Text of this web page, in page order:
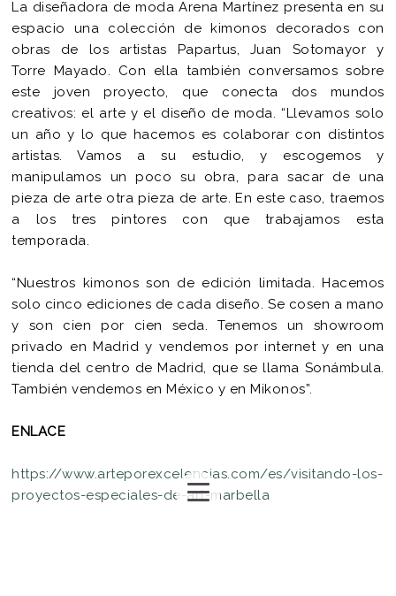
La diseñadora de moda Arena Martínez presenta en su
espacio una colección de kimonos decorados con
obras de los artistas Papartus, Juan Sotomayor y
Torre Mayado. Con ella también conversamos sobre
este joven proyecto, que conecta dos mundos
creativos: el arte y el diseño de moda. “Llevamos solo
un año y lo que hacemos es colaborar con distintos
artistas. Vamos a su estudio, y escogemos y
manipulamos un poco su obra, para sacar de una
pieza de arte otra pieza de arte. En este caso, traemos
a los tres pintores con que trabajamos esta
temporada.
“Nuestros kimonos son de edición limitada. Hacemos
solo cinco ediciones de cada diseño. Se cosen a mano
y son cien por cien seda. Tenemos un showroom
privado en Madrid y vendemos por internet y en una
tienda del centro de Madrid, que se llama Sonámbula.
También vendemos en México y en Mikonos”.
ENLACE
https://www.arteporexcelencias.com/es/visitando-los-
proyectos-especiales-de-art-marbella